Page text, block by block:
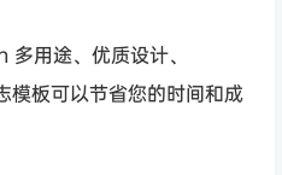
用途、优质设计、
模板可以节省您的时间和成